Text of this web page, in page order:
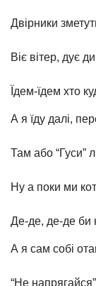
Двірники
Віє вітер, дує
Їдем-їдем хто
А я їду далі,
Там або “Гуси”
Ну а поки ми
Де-де, де-де би
А я сам собі
“Не